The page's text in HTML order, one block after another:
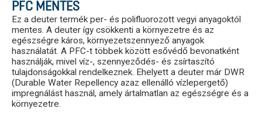
PFC MENTES
Ez a deuter termék per- és polifluorozott vegyi anyagoktól
mentes. A deuter így csökkenti a környezetre és az
egészségre káros, környezetszennyező anyagok
használatát. A PFC-t többek között esővédő bevonatként
használják, mivel víz-, szennyeződés- és zsírtaszító
tulajdonságokkal rendelkeznek. Ehelyett a deuter már DWR
(Durable Water Repellency azaz ellenálló vízlepergető)
impregnálást használ, amely ártalmatlan az egészségre és a
környezetre.